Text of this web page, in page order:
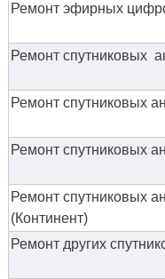
Ремонт эфирных
Ремонт спутниковых
Ремонт спутниковых
Ремонт спутниковых
Ремонт спутниковых
(Континент)
Ремонт других